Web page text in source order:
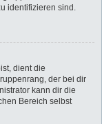
identifizieren sind.
dient die
der bei dir
kann dir die
Bereich selbst